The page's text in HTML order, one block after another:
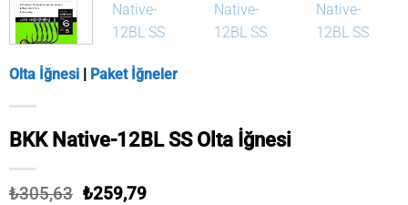
Olta İğnesi | Paket İğneler
BKK Native-12BL SS Olta İğnesi
₺305,63 Orijinal
₺259,79Şu